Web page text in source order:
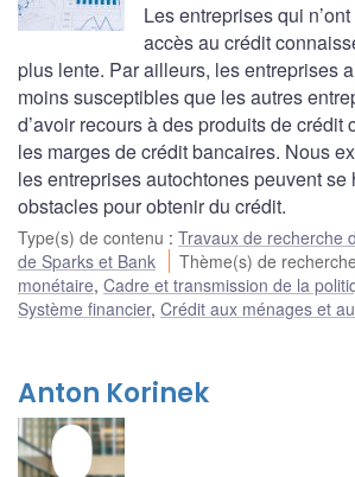
Les entreprises qui
accès au crédit
plus lente. Par ailleurs, les entreprises
moins susceptibles que les autres
d’avoir recours à des produits de crédit
les marges de crédit bancaires. Nous
les entreprises autochtones peuvent se
obstacles pour obtenir du crédit.
Type(s) de contenu : Travaux de recherche
de Sparks et Bank
Thème(s) de recherche
monétaire, Cadre et transmission de la
Système financier, Crédit aux ménages et
Anton Korinek